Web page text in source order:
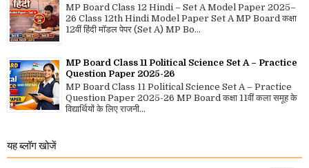
MP Board Class 12 Hindi – Set A Model Paper 2025–
26 Class 12th Hindi Model Paper Set A MP Board कक्षा
12वीं हिंदी मॉडल पेपर (Set A) MP Bo...
MP Board Class 11 Political Science Set A – Practice
Question Paper 2025-26
MP Board Class 11 Political Science Set A – Practice
Question Paper 2025-26 MP Board कक्षा 11वीं कला समूह के
विद्यार्थियों के लिए राजनी...
यह ब्लॉग खोजें